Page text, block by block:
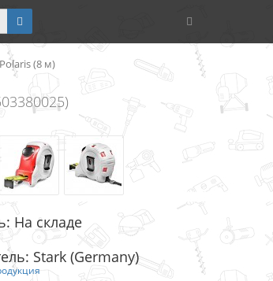
(8 м)
На складе
Stark (Germany)